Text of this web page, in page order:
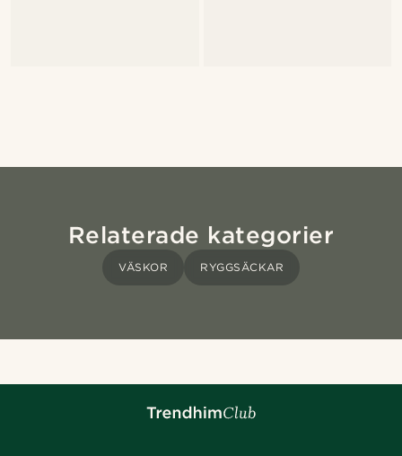
Relaterade kategorier
VÄSKOR RYGGSÄCKAR